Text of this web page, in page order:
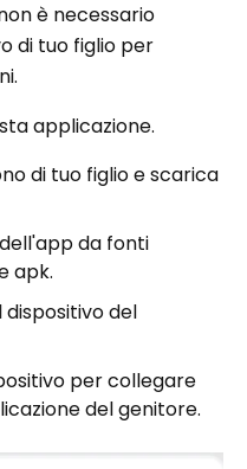
è necessario
di tuo figlio per
applicazione.
di tuo figlio e scarica
da fonti
apk.
dispositivo del
per collegare
del genitore.